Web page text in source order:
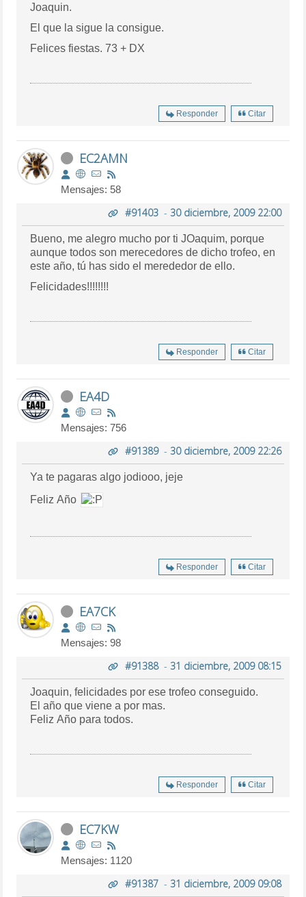
Joaquin.
El que la sigue la consigue.
Felices fiestas. 73 + DX
Responder Citar
EC2AMN
Mensajes: 58
#91403- 30 diciembre, 2009 22:00
Bueno, me alegro mucho por ti JOaquim, porque
aunque todos son merecedores de dicho trofeo, en
este año, tú has sido el merededor de ello.
Felicidades!!!!!!!!
Responder Citar
EA4D
Mensajes: 756
#91389- 30 diciembre, 2009 22:26
Ya te pagaras algo jodiooo, jeje
Feliz Año
Responder Citar
EA7CK
Mensajes: 98
#91388- 31 diciembre, 2009 08:15
Joaquin, felicidades por ese trofeo conseguido.
El año que viene a por mas.
Feliz Año para todos.
Responder Citar
EC7KW
Mensajes: 1120
#91387- 31 diciembre, 2009 09:08